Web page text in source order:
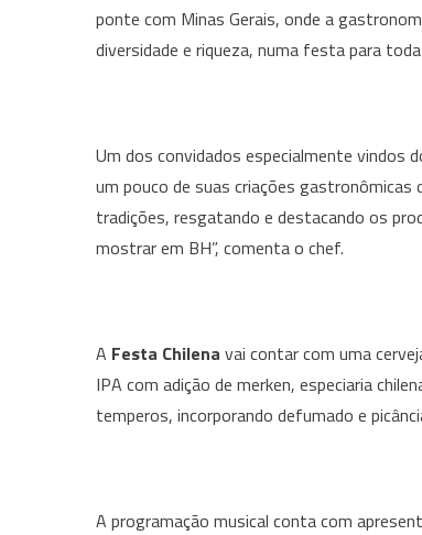
ponte com Minas Gerais, onde a
diversidade e riqueza, numa festa para
Um dos convidados especialmente vindos
um pouco de suas criações gastronômicas
tradições, resgatando e destacando os
mostrar em BH”, comenta o chef.
A Festa Chilena vai contar com uma
IPA com adição de merken, especiaria
temperos, incorporando defumado e
A programação musical conta com